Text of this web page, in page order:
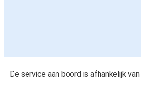
De service aan boord is afhankelijk